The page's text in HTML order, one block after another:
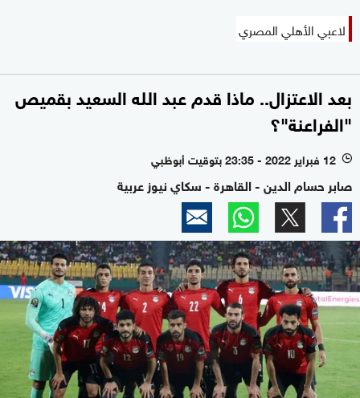
لاعبي الأهلي المصري
بعد الاعتزال.. ماذا قدم عبد الله السعيد بقميص
"الفراعنة"؟
l 12 فبراير 2022 - 23:35 بتوقيت أبوظبي
صابر حسام الدين - القاهرة - سكاي نيوز عربية